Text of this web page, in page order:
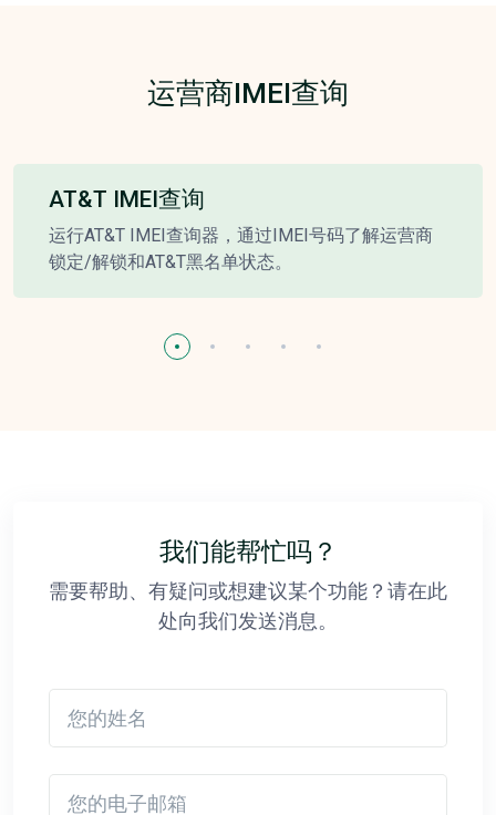
运营商IMEI查询
AT&T IMEI查询
运行AT&T IMEI查询器，通过IMEI号码了解运营商
锁定/解锁和AT&T黑名单状态。
我们能帮忙吗？
需要帮助、有疑问或想建议某个功能？请在此
处向我们发送消息。